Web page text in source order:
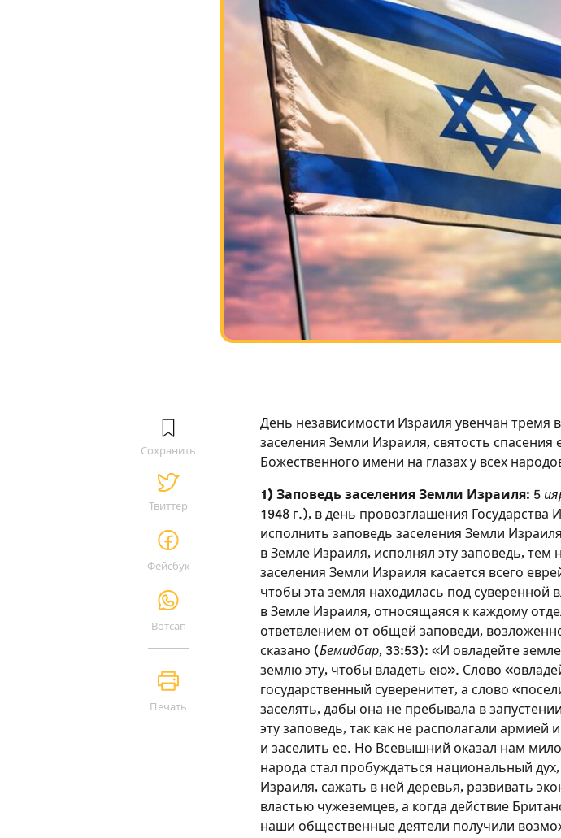
Сохранить
Твиттер
Фейсбук
Вотсап
Печать
День независимости Израиля увенчан тремя
заселения Земли Израиля, святость
Божественного имени на глазах у всех
1) Заповедь заселения Земли Израиля: 5
1948 г.), в день провозглашения Государства
исполнить заповедь заселения Земли
в Земле Израиля, исполнял эту заповедь, тем
заселения Земли Израиля касается всего
чтобы эта земля находилась под суверенной
в Земле Израиля, относящаяся к каждому
ответвлением от общей заповеди,
сказано (Бемидбар, 33:53): «И овладейте
землю эту, чтобы владеть ею». Слово
государственный суверенитет, а слово
заселять, дабы она не пребывала в
эту заповедь, так как не располагали
и заселить ее. Но Всевышний оказал нам
народа стал пробуждаться национальный
Израиля, сажать в ней деревья, развивать
властью чужеземцев, а когда действие
наши общественные деятели получили